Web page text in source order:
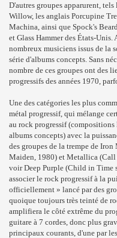
D'autres groupes apparurent,
Willow, les anglais Porcupine
Machina, ainsi que Spock's
et Glass Hammer des États-
nombreux musiciens issus de la
série d'albums concepts. Sans
nombre de ces groupes ont des
progressifs des années 1970,
Une des catégories les plus
métal progressif, qui mélange
au rock progressif
albums concepts) avec la
des groupes de la trempe de
Maiden, 1980) et Metallica
voir Deep Purple (Child in Time
associer le rock progressif à la
officiellement » lancé par des
quoique toujours très teinté de
amplifiera le côté extrême du
guitare à 7 cordes, donc plus
principaux courants, d'une par